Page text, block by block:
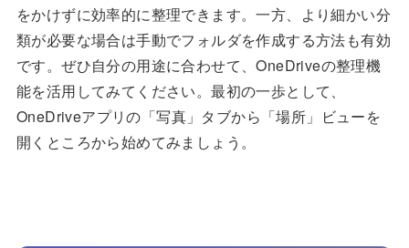
をかけずに効率的に整理できます。一方、より細かい分
類が必要な場合は手動でフォルダを作成する方法も有効
です。ぜひ自分の用途に合わせて、OneDriveの整理機
能を活用してみてください。最初の一歩として、
OneDriveアプリの「写真」タブから「場所」ビューを
開くところから始めてみましょう。